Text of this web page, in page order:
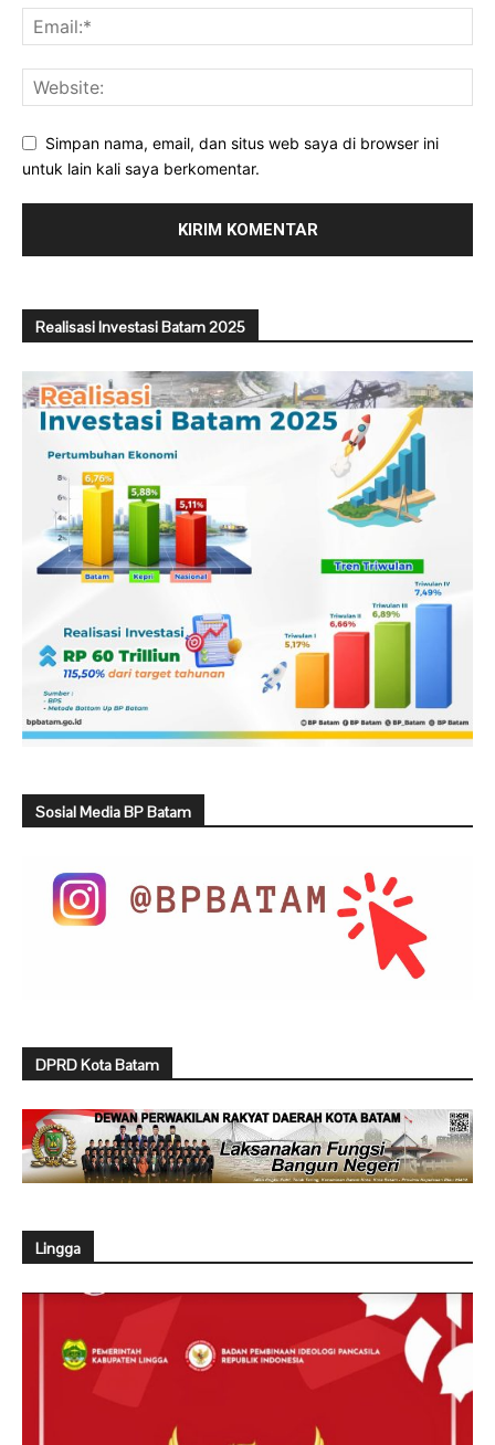
Simpan nama, email, dan situs web saya di browser ini
untuk lain kali saya berkomentar.
Realisasi Investasi Batam 2025
Sosial Media BP Batam
DPRD Kota Batam
Lingga